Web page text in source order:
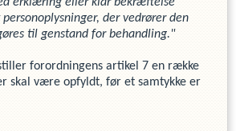
der vedrører den
til genstand for behandling."
forordningens artikel 7 en række
skal være opfyldt, før et samtykke er